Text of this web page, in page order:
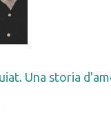
Una storia